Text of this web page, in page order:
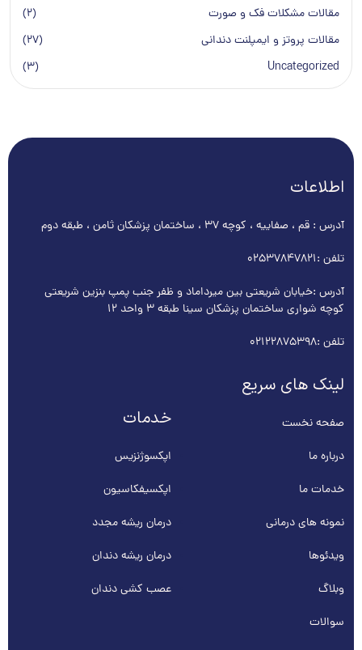
مقالات مشکلات فک و صورت
(2)
مقالات پروتز و ایمپلنت دندانی
(27)
Uncategorized
(3)
اطلاعات
آدرس : قم ، صفاییه ، کوچه ۳۷ ، ساختمان پزشکان ثامن ، طبقه دوم
تلفن :02537847821
آدرس :خیابان شریعتی بین میرداماد و ظفر جنب پمپ بنزین شریعتی
کوچه شواری ساختمان پزشکان سینا طبقه 3 واحد 12
تلفن :02122875398
لینک های سریع
صفحه نخست
درباره ما
خدمات ما
نمونه های درمانی
ویدئوها
وبلاگ
سوالات
خدمات
اپکسوژنزیس
اپکسیفکاسیون
درمان ریشه مجدد
درمان ریشه دندان
عصب کشی دندان